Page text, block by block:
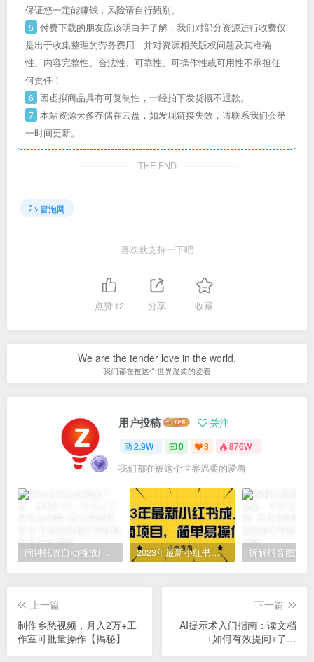
保证您一定能赚钱，风险请自行甄别。
5 付费下载的朋友应该明白并了解，我们对部分资源进行收费仅
是出于收集整理的劳务费用，并对资源相关版权问题及其准确
性、内容完整性、合法性、可靠性、可操作性或可用性不承担任
何责任！
6 因虚拟商品具有可复制性，一经拍下发货概不退款。
7 本站资源大多存储在云盘，如发现链接失效，请联系我们会第
一时间更新。
THE END
冒泡网
喜欢就支持一下吧
点赞12 分享 收藏
We are the tender love in the world.
我们都在被这个世界温柔的爱着
用户投稿 关注
2.9W+ 0 3 876W+
我们都在被这个世界温柔的爱着
闹钟托管自动播放广告，单机5-10，无需人工操作 2023年最新小红书成人电商项目，简单易操作【详细教程】
上一篇
制作乡愁视频，月入2万+工
作室可批量操作【揭秘】
下一篇
AI提示术入门指南：读文档
+如何有效提问+了解